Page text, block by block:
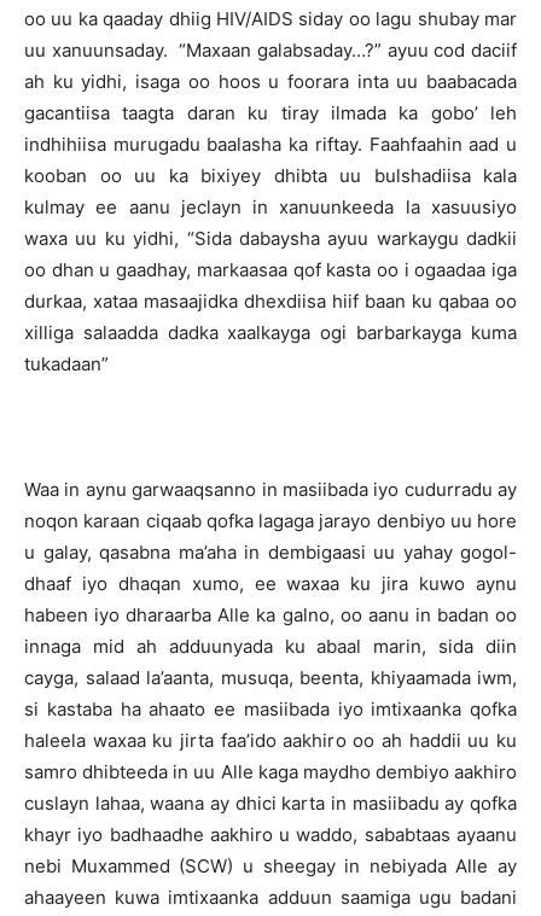
oo uu ka qaaday dhiig HIV/AIDS siday oo lagu shubay mar
uu xanuunsaday. “Maxaan galabsaday…?” ayuu cod daciif
ah ku yidhi, isaga oo hoos u foorara inta uu baabacada
gacantiisa taagta daran ku tiray ilmada ka gobo’ leh
indhihiisa murugadu baalasha ka riftay. Faahfaahin aad u
kooban oo uu ka bixiyey dhibta uu bulshadiisa kala
kulmay ee aanu jeclayn in xanuunkeeda la xasuusiyo
waxa uu ku yidhi, “Sida dabaysha ayuu warkaygu dadkii
oo dhan u gaadhay, markaasaa qof kasta oo i ogaadaa iga
durkaa, xataa masaajidka dhexdiisa hiif baan ku qabaa oo
xilliga salaadda dadka xaalkayga ogi barbarkayga kuma
tukadaan”
Waa in aynu garwaaqsanno in masiibada iyo cudurradu ay
noqon karaan ciqaab qofka lagaga jarayo denbiyo uu hore
u galay, qasabna ma’aha in dembigaasi uu yahay gogol-
dhaaf iyo dhaqan xumo, ee waxaa ku jira kuwo aynu
habeen iyo dharaarba Alle ka galno, oo aanu in badan oo
innaga mid ah adduunyada ku abaal marin, sida diin
cayga, salaad la’aanta, musuqa, beenta, khiyaamada iwm,
si kastaba ha ahaato ee masiibada iyo imtixaanka qofka
haleela waxaa ku jirta faa’ido aakhiro oo ah haddii uu ku
samro dhibteeda in uu Alle kaga maydho dembiyo aakhiro
cuslayn lahaa, waana ay dhici karta in masiibadu ay qofka
khayr iyo badhaadhe aakhiro u waddo, sababtaas ayaanu
nebi Muxammed (SCW) u sheegay in nebiyada Alle ay
ahaayeen kuwa imtixaanka adduun saamiga ugu badani